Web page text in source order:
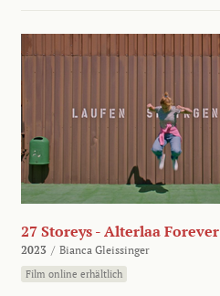
27 Storeys - Alterlaa Forever
2023 / Bianca Gleissinger
Film online erhältlich